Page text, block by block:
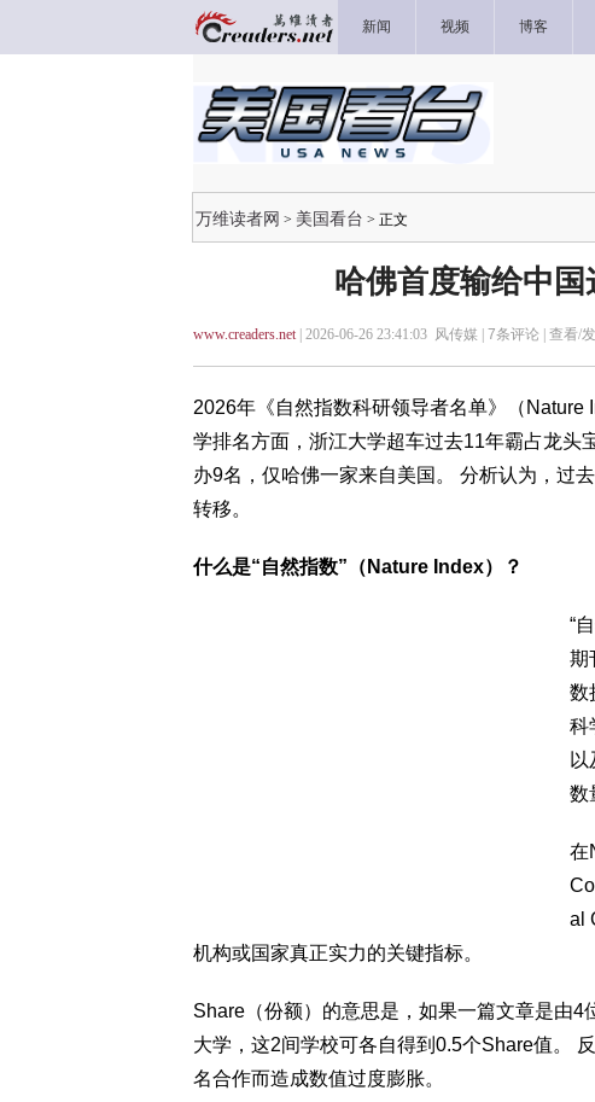
新闻 视频 博客
万维读者网 > 美国看台 > 正文
哈佛首度输给中
www.creaders.net| 2026-06-26 23:41:03 风传媒 | 7条评论 | 查看/
2026年《自然指数科研领导者名单》（
学排名方面，浙江大学超车过去11年霸占龙头
办9名，仅哈佛一家来自美国。 分析认为，过
转移。
什么是“自然指数”（Nature Index）？
“
期
数
科
数
在
al
机构或国家真正实力的关键指标。
Share（份额）的意思是，如果一篇文章是由
大学，这2间学校可各自得到0.5个Share值。
名合作而造成数值过度膨胀。